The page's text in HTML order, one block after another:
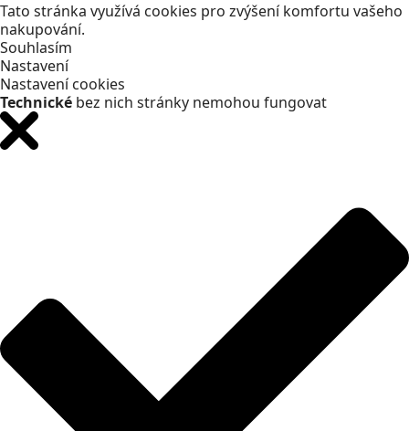
Tato stránka využívá cookies pro zvýšení komfortu vašeho
nakupování.
Souhlasím
Nastavení
Nastavení cookies
Technické bez nich stránky nemohou fungovat